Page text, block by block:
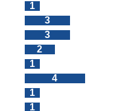
1
3
3
2
1
4
1
1